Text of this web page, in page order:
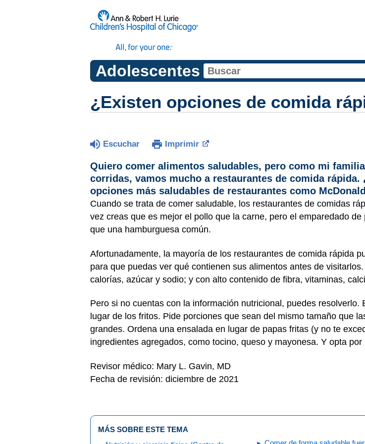
Adolescentes
¿Existen opciones de comida
Escuchar Imprimir
Quiero comer alimentos saludables, pero como mi
corridas, vamos mucho a restaurantes de comida rápida.
opciones más saludables de restaurantes como
Cuando se trata de comer saludable, los restaurantes de comidas
vez creas que es mejor el pollo que la carne, pero el emparedado
que una hamburguesa común.
Afortunadamente, la mayoría de los restaurantes de comida rápida
para que puedas ver qué contienen sus alimentos antes de
calorías, azúcar y sodio; y con alto contenido de fibra, vitaminas,
Pero si no cuentas con la información nutricional, puedes
lugar de los fritos. Pide porciones que sean del mismo tamaño que
grandes. Ordena una ensalada en lugar de papas fritas (y no te
ingredientes agregados, como tocino, queso y mayonesa. Y opta
Revisor médico: Mary L. Gavin, MD
Fecha de revisión: diciembre de 2021
MÁS SOBRE ESTE TEMA